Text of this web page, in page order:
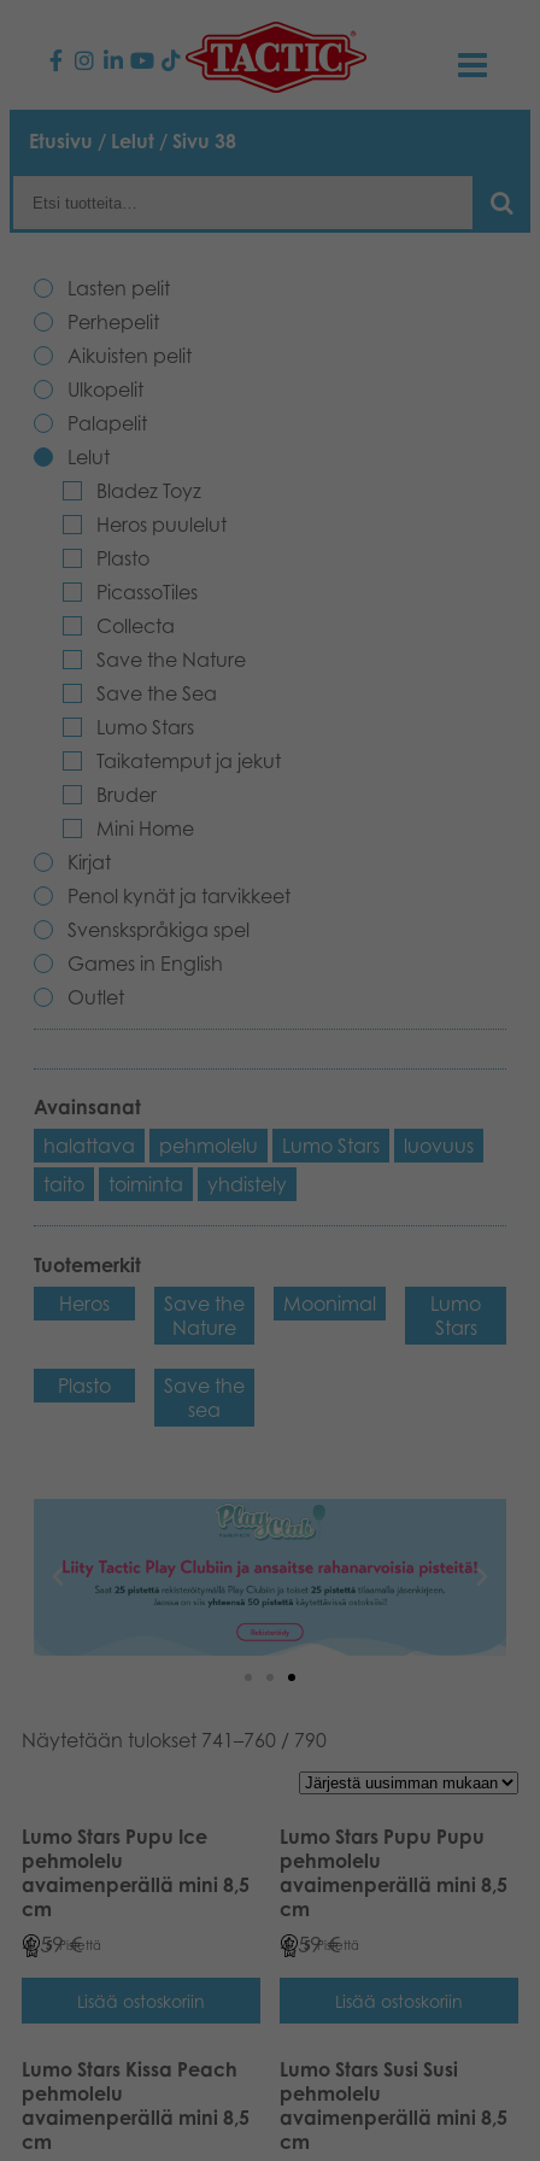
KAUPPA
Lasten pelit
Aikuisten pelit
Ulkopelit
Lelut
Kirjat
Arkistoidut tuotteet
Promotuotteet
Sovellukset
AJANKOHTAISTA
Tapa toimia
Vastuullisuus
Tarina
YHTEYSTIEDOT
Ota yhteyttä
Reklamaatiot
Sivustot
Medialle
PLAY CLUB
OSTOSKORI
OMA TILI
Etusivu / Lelut / Sivu 38
Lasten pelit
Perhepelit
Aikuisten pelit
Ulkopelit
Palapelit
Lelut
Bladez Toyz
Heros puulelut
Plasto
PicassoTiles
Collecta
Save the Nature
Save the Sea
Lumo Stars
Taikatemput ja jekut
Bruder
Mini Home
Kirjat
Penol kynät ja tarvikkeet
Svenskspråkiga spel
Games in English
Outlet
Avainsanat
halattava
pehmolelu Lumo Stars
luovuus
taito
toiminta yhdistely
Tuotemerkit
Heros
Save the
Nature
Moonimal
Lumo
Stars
Plasto
Save the
sea
Näytetään tulokset 741–760 / 790
Lumo Stars Pupu Ice
pehmolelu
avaimenperällä mini 8,5
cm
4,59€
5 Pistettä
Lisää ostoskoriin
Lumo Stars Pupu Pupu
pehmolelu
avaimenperällä mini 8,5
cm
4,59€
5 Pistettä
Lisää ostoskoriin
Lumo Stars Kissa Peach
pehmolelu
avaimenperällä mini 8,5
cm
Lumo Stars Susi Susi
pehmolelu
avaimenperällä mini 8,5
cm